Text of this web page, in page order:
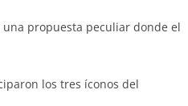
una propuesta peculiar donde el
los tres íconos del